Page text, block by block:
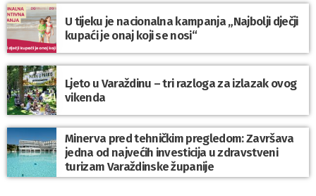
U tijeku je nacionalna kampanja „Najbolji dječji
kupaći je onaj koji se nosi“
Ljeto u Varaždinu – tri razloga za izlazak ovog
vikenda
Minerva pred tehničkim pregledom: Završava
jedna od najvećih investicija u zdravstveni
turizam Varaždinske županije